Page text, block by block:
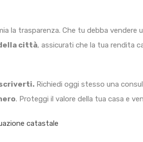
la trasparenza. Che tu debba vendere
città, assicurati che la tua rendita
scriverti. Richiedi oggi stesso una
. Proteggi il valore della tua casa e
catastale